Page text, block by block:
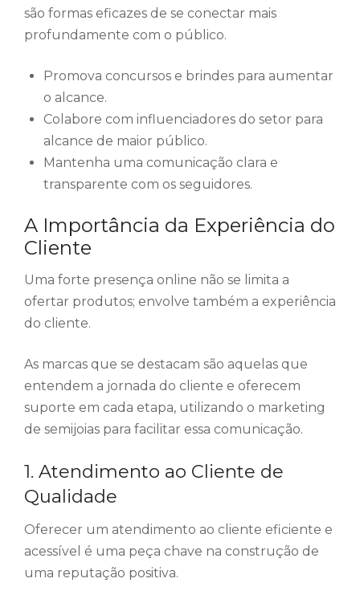
são formas eficazes de se conectar mais
profundamente com o público.
Promova concursos e brindes para aumentar
o alcance.
Colabore com influenciadores do setor para
alcance de maior público.
Mantenha uma comunicação clara e
transparente com os seguidores.
A Importância da Experiência do
Cliente
Uma forte presença online não se limita a
ofertar produtos; envolve também a experiência
do cliente.
As marcas que se destacam são aquelas que
entendem a jornada do cliente e oferecem
suporte em cada etapa, utilizando o marketing
de semijoias para facilitar essa comunicação.
1. Atendimento ao Cliente de
Qualidade
Oferecer um atendimento ao cliente eficiente e
acessível é uma peça chave na construção de
uma reputação positiva.